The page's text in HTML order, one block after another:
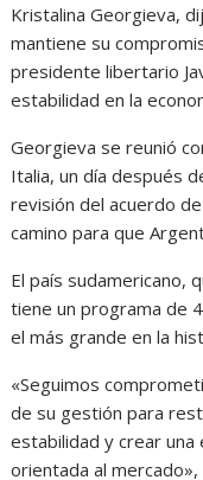
Kristalina Georgieva,
mantiene su
presidente libertario
estabilidad en la
Georgieva se reunió
Italia, un día después
revisión del acuerdo
camino para que
El país sudamericano,
tiene un programa de
el más grande en la
«Seguimos
de su gestión para
estabilidad y crear
orientada al